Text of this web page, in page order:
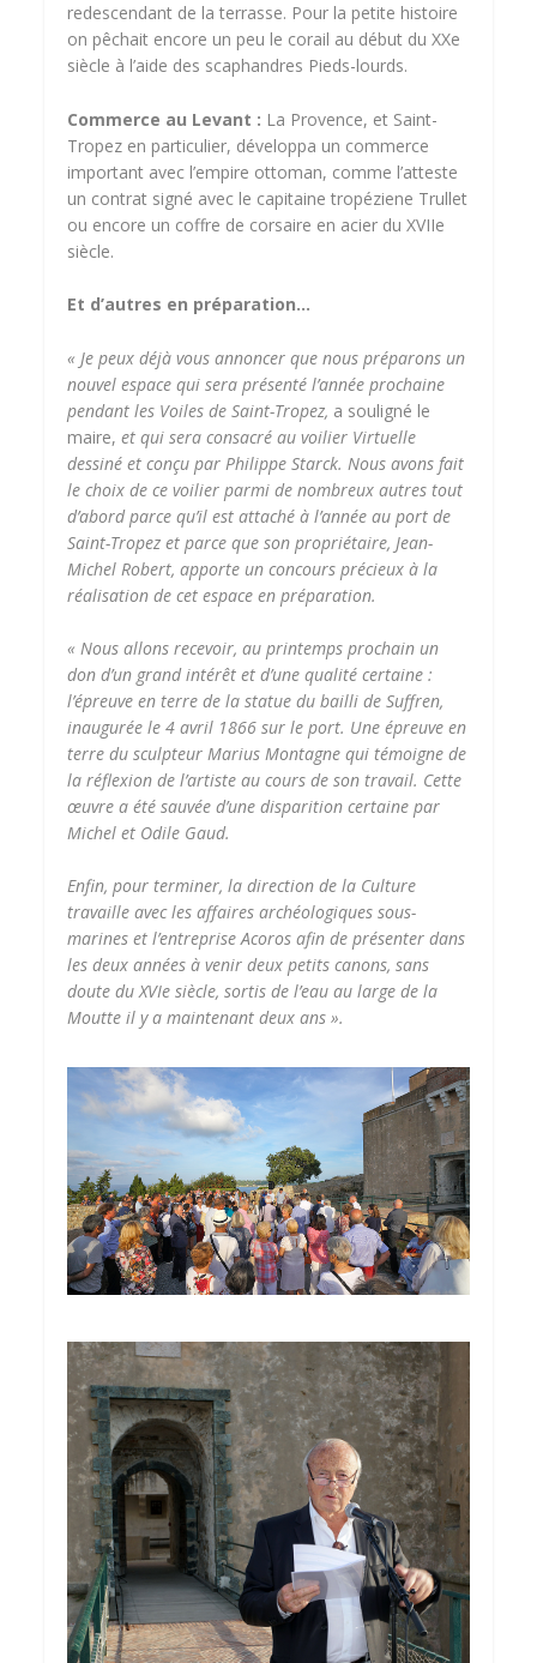
redescendant de la terrasse. Pour la petite histoire
on pêchait encore un peu le corail au début du XXe
siècle à l’aide des scaphandres Pieds-lourds.
Commerce au Levant : La Provence, et Saint-
Tropez en particulier, développa un commerce
important avec l’empire ottoman, comme l’atteste
un contrat signé avec le capitaine tropéziene Trullet
ou encore un coffre de corsaire en acier du XVIIe
siècle.
Et d’autres en préparation…
« Je peux déjà vous annoncer que nous préparons un
nouvel espace qui sera présenté l’année prochaine
pendant les Voiles de Saint-Tropez, a souligné le
maire,et qui sera consacré au voilier Virtuelle
dessiné et conçu par Philippe Starck. Nous avons fait
le choix de ce voilier parmi de nombreux autres tout
d’abord parce qu’il est attaché à l’année au port de
Saint-Tropez et parce que son propriétaire, Jean-
Michel Robert, apporte un concours précieux à la
réalisation de cet espace en préparation.
« Nous allons recevoir, au printemps prochain un
don d’un grand intérêt et d’une qualité certaine :
l’épreuve en terre de la statue du bailli de Suffren,
inaugurée le 4 avril 1866 sur le port. Une épreuve en
terre du sculpteur Marius Montagne qui témoigne de
la réflexion de l’artiste au cours de son travail. Cette
œuvre a été sauvée d’une disparition certaine par
Michel et Odile Gaud.
Enfin, pour terminer, la direction de la Culture
travaille avec les affaires archéologiques sous-
marines et l’entreprise Acoros afin de présenter dans
les deux années à venir deux petits canons, sans
doute du XVIe siècle, sortis de l’eau au large de la
Moutte il y a maintenant deux ans ».